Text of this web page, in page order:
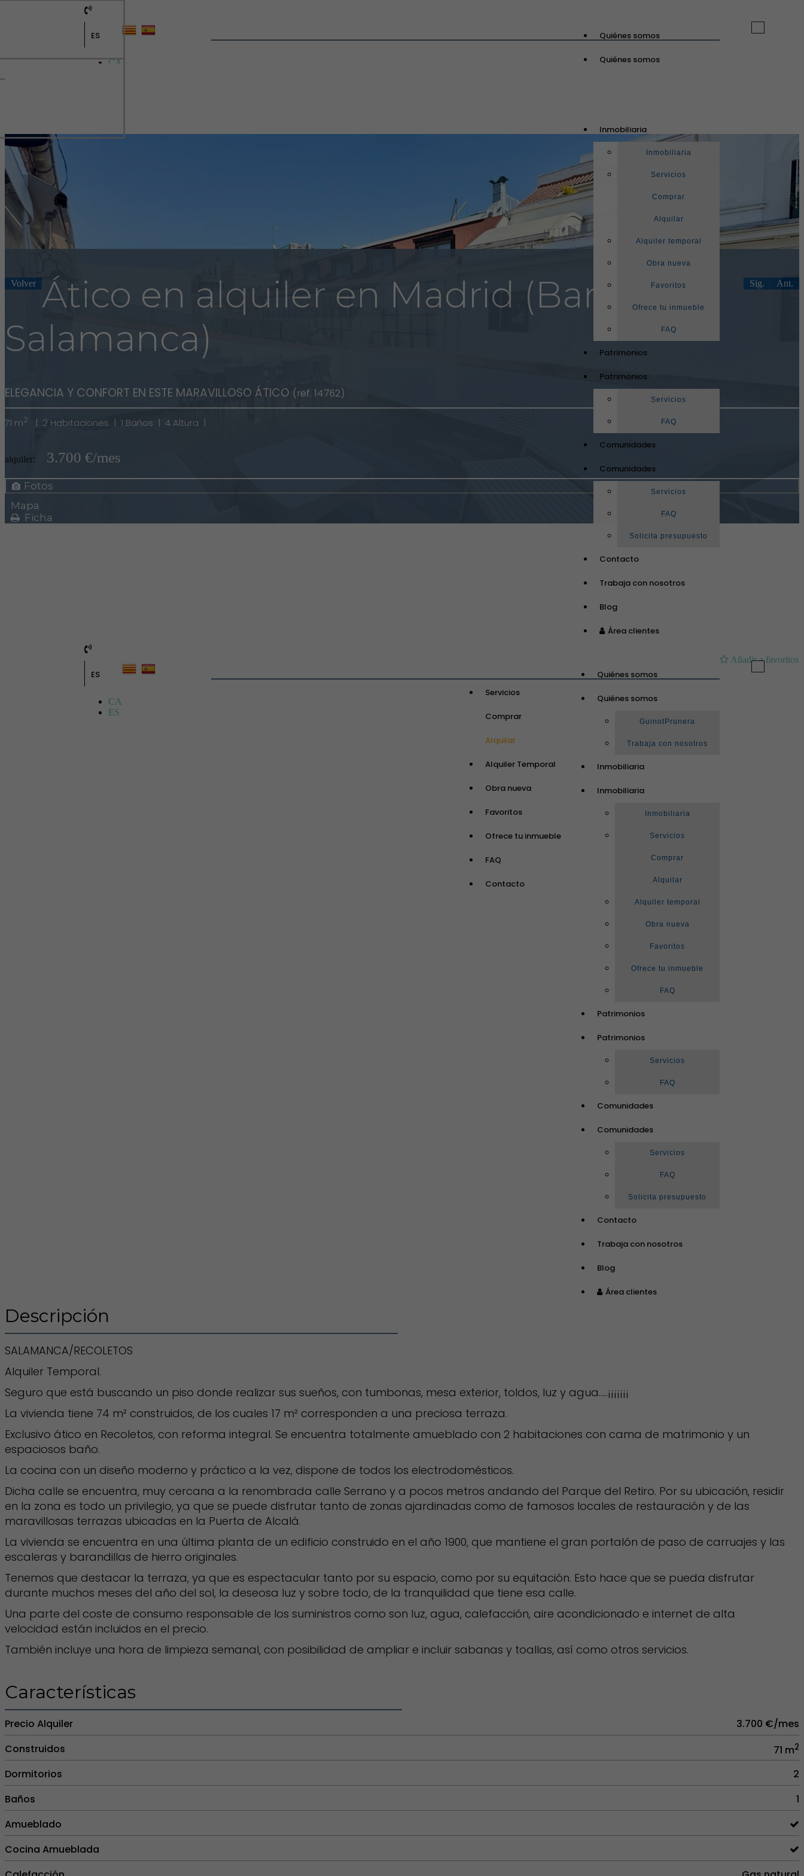
Toggle
Quiénes somos
Quiénes somos
Inmobiliaria
Inmobiliaria
Servicios
Comprar
Alquilar
Alquiler temporal
Obra nueva
Favoritos
Ofrece tu inmueble
FAQ
Patrimonios
Patrimonios
Servicios
FAQ
Comunidades
Comunidades
Servicios
FAQ
Solicita presupuesto
Contacto
Trabaja con nosotros
Blog
Área clientes
ES
CA
Toggle
Quiénes somos
Quiénes somos
GuinotPrunera
Trabaja con nosotros
Inmobiliaria
Inmobiliaria
Inmobiliaria
Servicios
Comprar
Alquilar
Alquiler temporal
Obra nueva
Favoritos
Ofrece tu inmueble
FAQ
Patrimonios
Patrimonios
Servicios
FAQ
Comunidades
Comunidades
Servicios
FAQ
Solicita presupuesto
Contacto
Trabaja con nosotros
Blog
Área clientes
ES
CA
ES
Servicios
Comprar
Alquilar
Alquiler Temporal
Obra nueva
Favoritos
Ofrece tu inmueble
FAQ
Contacto
Volver Ant.
Sig.
Ático en alquiler en Madrid (Barrio de
Salamanca)
ELEGANCIA Y CONFORT EN ESTE MARAVILLOSO ÁTICO (ref. 14762)
71 m2 | 2 Habitaciones | 1 Baños | 4 Altura |
alquiler: 3.700 €/mes
Fotos
Mapa
Ficha
Añadir a favoritos
Descripción
SALAMANCA/RECOLETOS
Alquiler Temporal.
Seguro que está buscando un piso donde realizar sus sueños, con tumbonas, mesa exterior, toldos, luz y agua.....¡¡¡¡¡¡¡
La vivienda tiene 74 m² construidos, de los cuales 17 m² corresponden a una preciosa terraza.
Exclusivo ático en Recoletos, con reforma integral. Se encuentra totalmente amueblado con 2 habitaciones con cama de matrimonio y un
espaciosos baño.
La cocina con un diseño moderno y práctico a la vez, dispone de todos los electrodomésticos.
Dicha calle se encuentra, muy cercana a la renombrada calle Serrano y a pocos metros andando del Parque del Retiro. Por su ubicación, residir
en la zona es todo un privilegio, ya que se puede disfrutar tanto de zonas ajardinadas como de famosos locales de restauración y de las
maravillosas terrazas ubicadas en la Puerta de Alcalá.
La vivienda se encuentra en una última planta de un edificio construido en el año 1900, que mantiene el gran portalón de paso de carruajes y las
escaleras y barandillas de hierro originales.
Tenemos que destacar la terraza, ya que es espectacular tanto por su espacio, como por su equitación. Esto hace que se pueda disfrutar
durante muchos meses del año del sol, la deseosa luz y sobre todo, de la tranquilidad que tiene esa calle.
Una parte del coste de consumo responsable de los suministros como son luz, agua, calefacción, aire acondicionado e internet de alta
velocidad están incluidos en el precio.
También incluye una hora de limpieza semanal, con posibilidad de ampliar e incluir sabanas y toallas, así como otros servicios.
Características
Precio Alquiler
3.700 €/mes
Construidos
71 m2
Dormitorios
2
Baños
1
Amueblado
Cocina Amueblada